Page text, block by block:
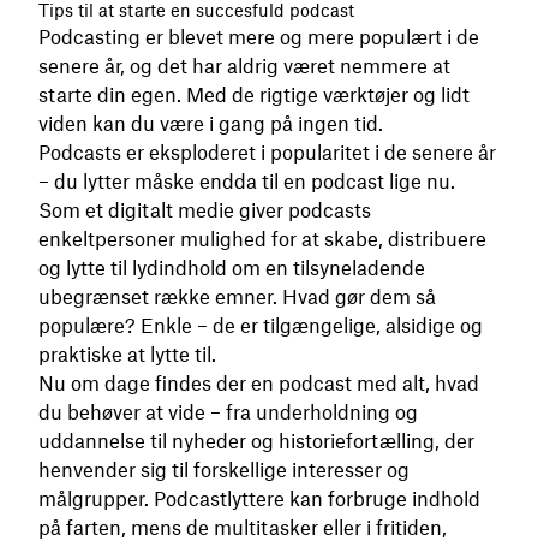
Tips til at starte en succesfuld podcast
Podcasting er blevet mere og mere populært i de
senere år, og det har aldrig været nemmere at
starte din egen. Med de rigtige værktøjer og lidt
viden kan du være i gang på ingen tid.
Podcasts er eksploderet i popularitet i de senere år
– du lytter måske endda til en podcast lige nu.
Som et digitalt medie giver podcasts
enkeltpersoner mulighed for at skabe, distribuere
og lytte til lydindhold om en tilsyneladende
ubegrænset række emner. Hvad gør dem så
populære? Enkle – de er tilgængelige, alsidige og
praktiske at lytte til.
Nu om dage findes der en podcast med alt, hvad
du behøver at vide – fra underholdning og
uddannelse til nyheder og historiefortælling, der
henvender sig til forskellige interesser og
målgrupper. Podcastlyttere kan forbruge indhold
på farten, mens de multitasker eller i fritiden,